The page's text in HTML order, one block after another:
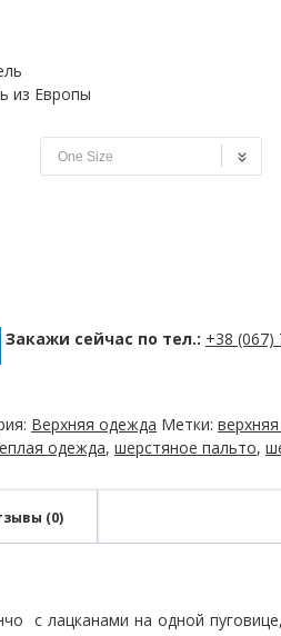
из Европы
Закажи сейчас по тел.: +38 (067)
Верхняя одежда Метки:
одежда, шерстяное пальто,
(0)
с лацканами на одной